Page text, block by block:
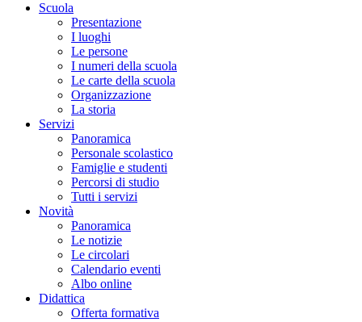
Scuola
Presentazione
I luoghi
Le persone
I numeri della scuola
Le carte della scuola
Organizzazione
La storia
Servizi
Panoramica
Personale scolastico
Famiglie e studenti
Percorsi di studio
Tutti i servizi
Novità
Panoramica
Le notizie
Le circolari
Calendario eventi
Albo online
Didattica
Offerta formativa